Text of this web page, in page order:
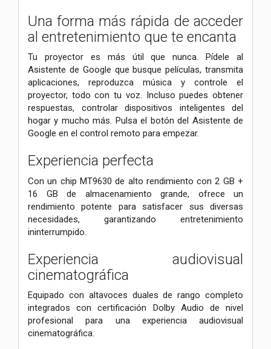
Una forma más rápida de acceder
al entretenimiento que te encanta
Tu proyector es más útil que nunca. Pídele al
Asistente de Google que busque películas, transmita
aplicaciones, reproduzca música y controle el
proyector, todo con tu voz. Incluso puedes obtener
respuestas, controlar dispositivos inteligentes del
hogar y mucho más. Pulsa el botón del Asistente de
Google en el control remoto para empezar.
Experiencia perfecta
Con un chip MT9630 de alto rendimiento con 2 GB +
16 GB de almacenamiento grande, ofrece un
rendimiento potente para satisfacer sus diversas
necesidades, garantizando entretenimiento
ininterrumpido.
Experiencia audiovisual
cinematográfica
Equipado con altavoces duales de rango completo
integrados con certificación Dolby Audio de nivel
profesional para una experiencia audiovisual
cinematográfica.